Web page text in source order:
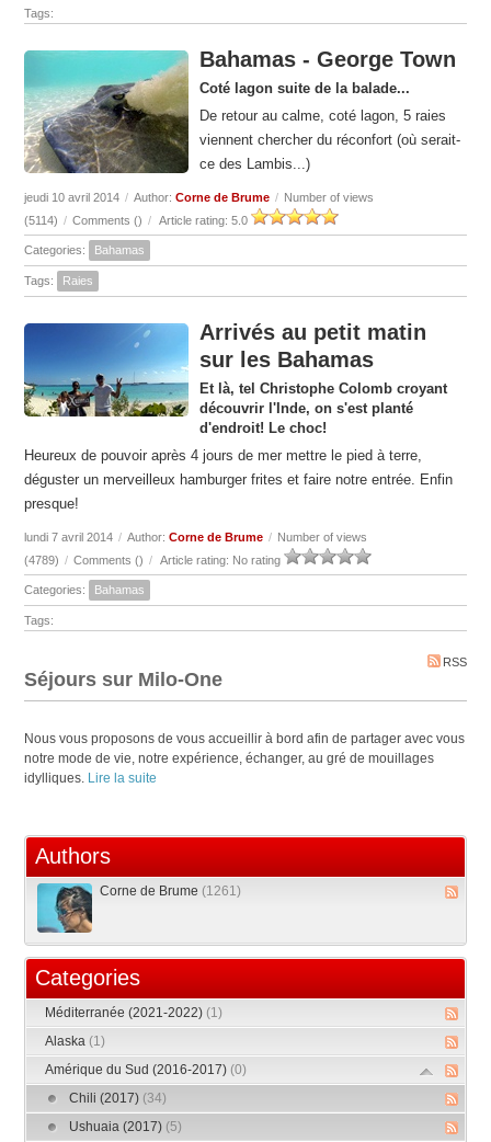
Tags:
Bahamas - George Town
Coté lagon suite de la balade...
De retour au calme, coté lagon, 5 raies
viennent chercher du réconfort (où serait-
ce des Lambis...)
jeudi 10 avril 2014 / Author:Corne de Brume / Number of views
(5114) / Comments () / Article rating: 5.0
Categories: Bahamas
Tags: Raies
Arrivés au petit matin
sur les Bahamas
Et là, tel Christophe Colomb croyant
découvrir l'Inde, on s'est planté
d'endroit! Le choc!
Heureux de pouvoir après 4 jours de mer mettre le pied à terre,
déguster un merveilleux hamburger frites et faire notre entrée. Enfin
presque!
lundi 7 avril 2014 / Author:Corne de Brume / Number of views
(4789) / Comments () / Article rating: No rating
Categories: Bahamas
Tags:
RSS
Séjours sur Milo-One
Nous vous proposons de vous accueillir à bord afin de partager avec vous
notre mode de vie, notre expérience, échanger, au gré de mouillages
idylliques. Lire la suite
Authors
Corne de Brume (1261)
Categories
Méditerranée (2021-2022) (1)
Alaska (1)
Amérique du Sud (2016-2017) (0)
Chili (2017) (34)
Ushuaia (2017) (5)